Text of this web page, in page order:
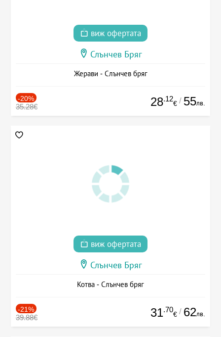
виж офертата
Слънчев Бряг
Жерави - Слънчев бряг
-20%
35.28€ 28.12
€ / 55лв.
виж офертата
Слънчев Бряг
Котва - Слънчев бряг
-21%
39.88€ 31.70
€ / 62лв.